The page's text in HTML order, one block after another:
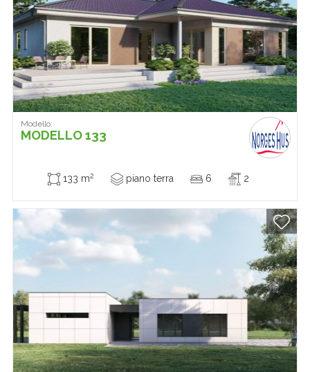
Modello:
MODELLO 133
133 m2 piano terra 6 2